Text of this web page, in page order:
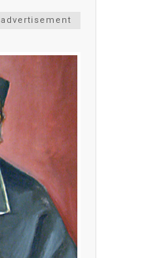
advertisement